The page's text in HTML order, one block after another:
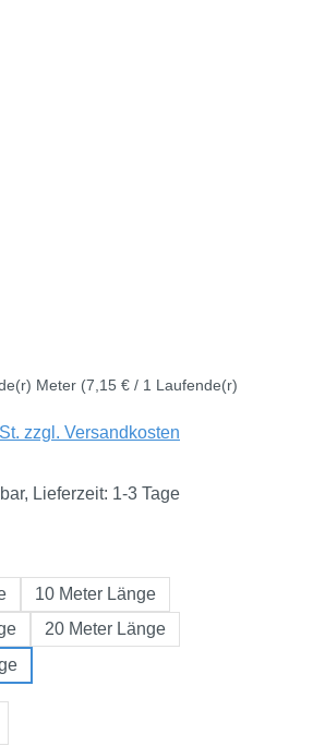
Meter (7,15 € / 1 Laufende(r)
zzgl. Versandkosten
Lieferzeit: 1-3 Tage
10 Meter Länge
20 Meter Länge
Gib den gewünschten